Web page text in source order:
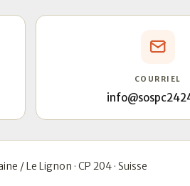
COURRIEL
/ Le Lignon · CP 204 · Suisse